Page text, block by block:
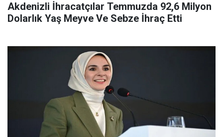
Akdenizli İhracatçılar Temmuzda 92,6 Milyon
Dolarlık Yaş Meyve Ve Sebze İhraç Etti